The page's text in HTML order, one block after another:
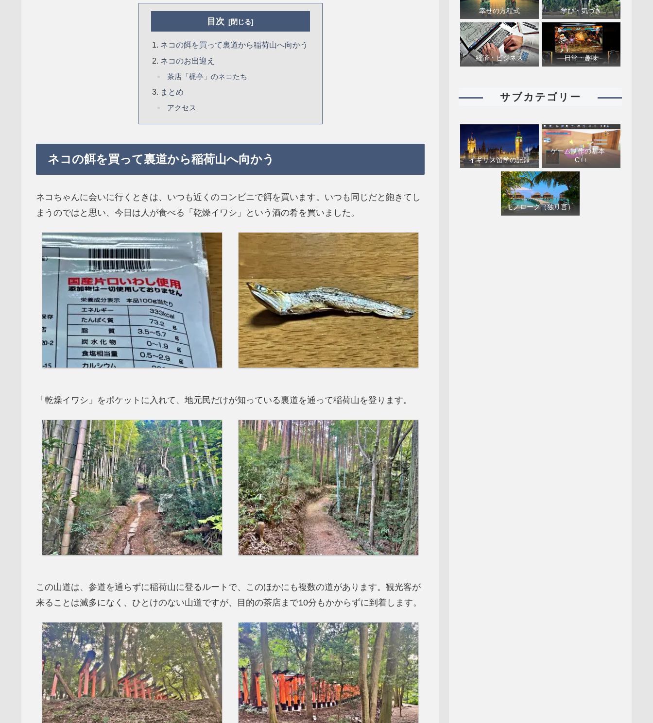
目次
ネコの餌を買って裏道から稲荷山へ向かう
ネコのお出迎え
茶店「梶亭」のネコたち
まとめ
アクセス
ネコの餌を買って裏道から稲荷山へ向かう
ネコちゃんに会いに行くときは、いつも近くのコンビニで餌を買います。いつも同じだと飽きてし
まうのではと思い、今日は人が食べる「乾燥イワシ」という酒の肴を買いました。
「乾燥イワシ」をポケットに入れて、地元民だけが知っている裏道を通って稲荷山を登ります。
この山道は、参道を通らずに稲荷山に登るルートで、このほかにも複数の道があります。観光客が
来ることは滅多になく、ひとけのない山道ですが、目的の茶店まで10分もかからずに到着します。
幸せの方程式 学び・気づき
経済・ビジネス 日常・趣味
サブカテゴリー
イギリス留学の記録
ゲーム制作の基本
C++
モノローグ（独り言）